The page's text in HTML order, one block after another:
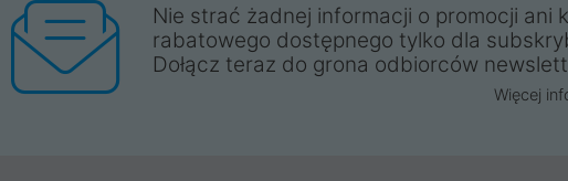
Nie strać żadnej informacji o promocji ani
rabatowego dostępnego tylko dla
Dołącz teraz do grona odbiorców
Więcej